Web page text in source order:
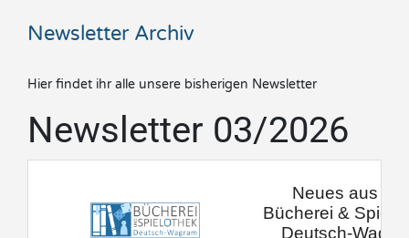
Newsletter Archiv
Hier findet ihr alle unsere bisherigen Newsletter
Newsletter 03/2026